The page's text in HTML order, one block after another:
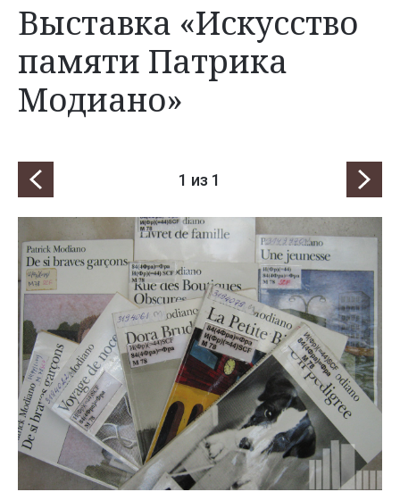
Выставка «Искусство
памяти Патрика
Модиано»
1 из 1